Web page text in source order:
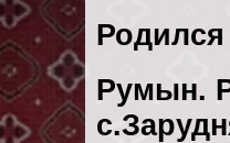
Родился
Румын.